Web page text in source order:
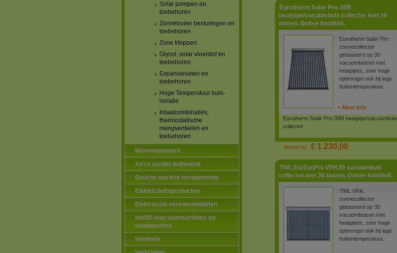
Solar pompen en
toebehoren
Zonneboiler besturingen en
toebehoren
Zone kleppen
Glycol, solar vloeistof en
toebehoren
Expansievaten en
toebehoren
Hoge Temperatuur buis-
isolatie
Inlaatcombinaties,
thermostatische
mengventielen en
toebehoren
Warmtepompen
Airco zonder buitenunit
Douche warmte-terugwinning
Elektriciteitsproducten
Elektrische vervoermiddelen
Hotfill voor wasmachines en
vaatwassers
Ventilatie
Eurotherm Solar Pro-30R
heatpipe/vacuümbuis collector met 30
buizen. Duitse kwaliteit.
Eurotherm Solar Pro
zonnecollector
gebaseerd op 30
vacuümbuizen met
heatpipes, zeer hoge
opbrengst ook bij lage
buitentemperatuur.
Meer Info
Eurotherm Solar Pro-30R heatpipe/vacuümbuis
collector
Bestel nu : € 1.230,00
TWL EtaSunPro VRK30 vacuümbuis
collector met 30 buizen. Duitse kwaliteit.
TWL VRK
zonnecollector
gebaseerd op 30
vacuümbuizen met
heatpipes, zeer hoge
opbrengst ook bij lage
buitentemperatuur.